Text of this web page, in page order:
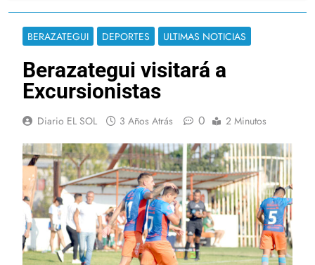
BERAZATEGUI DEPORTES ULTIMAS NOTICIAS
Berazategui visitará a
Excursionistas
Diario EL SOL 3 Años Atrás 0 2 Minutos